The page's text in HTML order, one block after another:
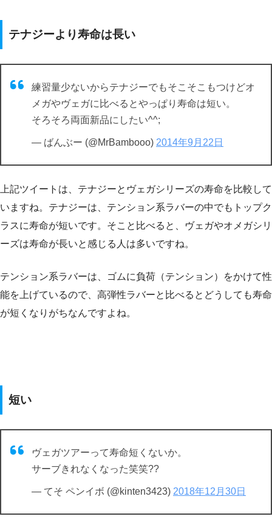
テナジーより寿命は長い
練習量少ないからテナジーでもそこそこもつけどオ
メガやヴェガに比べるとやっぱり寿命は短い。
そろそろ両面新品にしたい^^;
— ばんぶー (@MrBambooo) 2014年9月22日
上記ツイートは、テナジーとヴェガシリーズの寿命を比較して
いますね。テナジーは、テンション系ラバーの中でもトップク
ラスに寿命が短いです。そこと比べると、ヴェガやオメガシリ
ーズは寿命が長いと感じる人は多いですね。
テンション系ラバーは、ゴムに負荷（テンション）をかけて性
能を上げているので、高弾性ラバーと比べるとどうしても寿命
が短くなりがちなんですよね。
短い
ヴェガツアーって寿命短くないか。
サーブきれなくなった笑笑??
— てそ ペンイボ (@kinten3423) 2018年12月30日